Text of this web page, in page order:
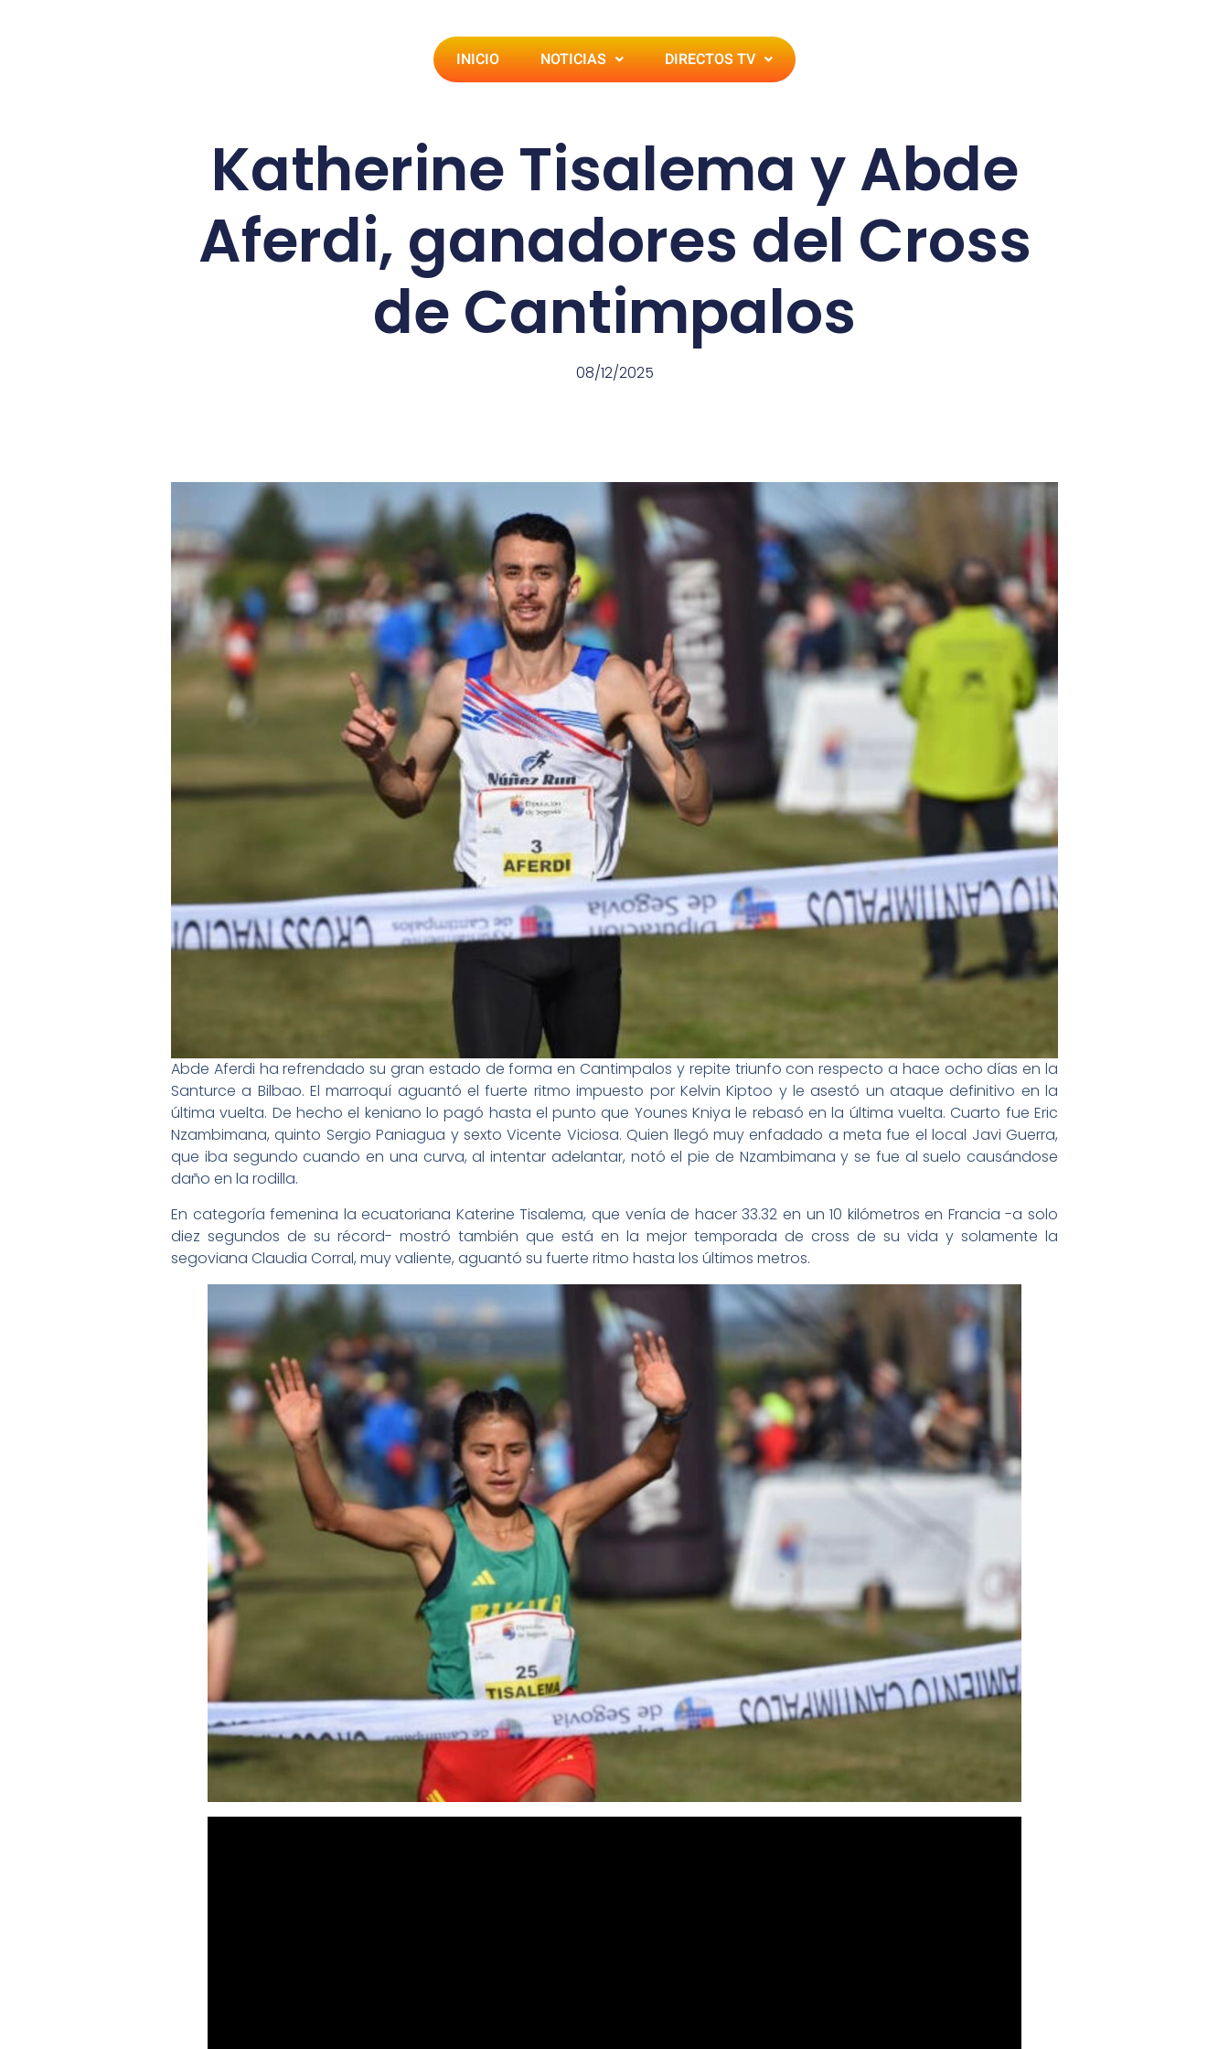
INICIO NOTICIAS DIRECTOS TV
Katherine Tisalema y Abde
Aferdi, ganadores del Cross
de Cantimpalos
08/12/2025
Abde Aferdi ha refrendado su gran estado de forma en Cantimpalos y repite triunfo con respecto a hace ocho días en la
Santurce a Bilbao. El marroquí aguantó el fuerte ritmo impuesto por Kelvin Kiptoo y le asestó un ataque definitivo en la
última vuelta. De hecho el keniano lo pagó hasta el punto que Younes Kniya le rebasó en la última vuelta. Cuarto fue Eric
Nzambimana, quinto Sergio Paniagua y sexto Vicente Viciosa. Quien llegó muy enfadado a meta fue el local Javi Guerra,
que iba segundo cuando en una curva, al intentar adelantar, notó el pie de Nzambimana y se fue al suelo causándose
daño en la rodilla.
En categoría femenina la ecuatoriana Katerine Tisalema, que venía de hacer 33.32 en un 10 kilómetros en Francia -a solo
diez segundos de su récord- mostró también que está en la mejor temporada de cross de su vida y solamente la
segoviana Claudia Corral, muy valiente, aguantó su fuerte ritmo hasta los últimos metros.